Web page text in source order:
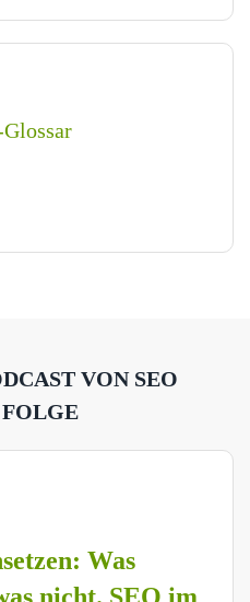
VON SEO
Was
nicht. SEO im